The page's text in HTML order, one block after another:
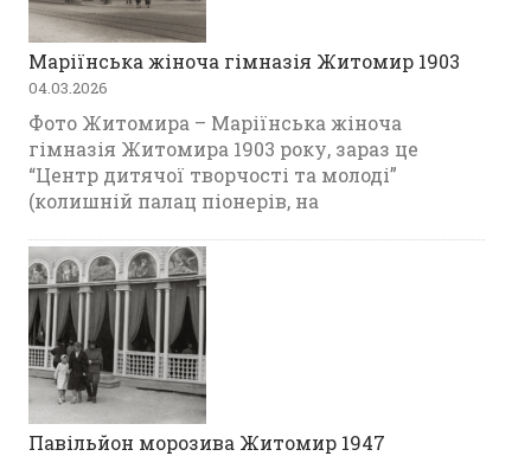
Маріїнська жіноча гімназія Житомир 1903
04.03.2026
Фото Житомира – Маріїнська жіноча
гімназія Житомира 1903 року, зараз це
“Центр дитячої творчості та молоді”
(колишній палац піонерів, на
Павільйон морозива Житомир 1947